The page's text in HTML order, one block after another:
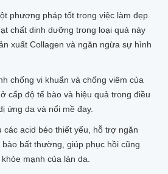
phương pháp tốt trong việc làm đẹp
chất dinh dưỡng trong loại quả này
xuất Collagen và ngăn ngừa sự hình
chống vi khuẩn và chống viêm của
cấp độ tế bào và hiệu quả trong điều
ứng da và nổi mề đay.
các acid béo thiết yếu, hỗ trợ ngăn
bất thường, giúp phục hồi cũng
mạnh của làn da.